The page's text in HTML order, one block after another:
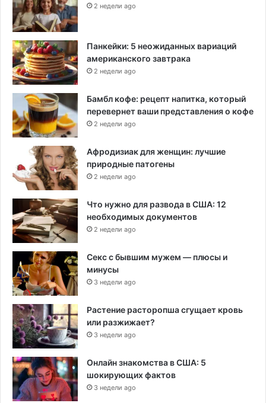
2 недели ago
Панкейки: 5 неожиданных вариаций
американского завтрака
2 недели ago
Бамбл кофе: рецепт напитка, который
перевернет ваши представления о кофе
2 недели ago
Афродизиак для женщин: лучшие
природные патогены
2 недели ago
Что нужно для развода в США: 12
необходимых документов
2 недели ago
Секс с бывшим мужем — плюсы и
минусы
3 недели ago
Растение расторопша сгущает кровь
или разжижает?
3 недели ago
Онлайн знакомства в США: 5
шокирующих фактов
3 недели ago